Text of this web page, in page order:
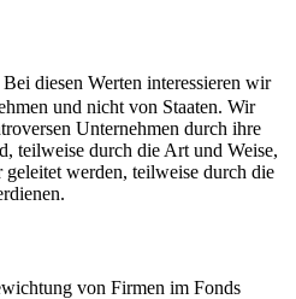
Bei diesen Werten interessieren wir
und nicht von Staaten. Wir
Unternehmen durch ihre
teilweise durch die Art und Weise,
geleitet werden, teilweise durch die
von Firmen im Fonds